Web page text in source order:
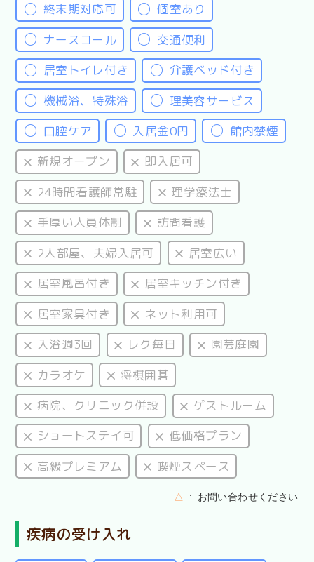
終末期対応可
個室あり
ナースコール
交通便利
居室トイレ付き
介護ベッド付き
機械浴、特殊浴
理美容サービス
口腔ケア
入居金0円
館内禁煙
新規オープン
即入居可
24時間看護師常駐
理学療法士
手厚い人員体制
訪問看護
2人部屋、夫婦入居可
居室広い
居室風呂付き
居室キッチン付き
居室家具付き
ネット利用可
入浴週3回
レク毎日
園芸庭園
カラオケ
将棋囲碁
病院、クリニック併設
ゲストルーム
ショートステイ可
低価格プラン
高級プレミアム
喫煙スペース
△ お問い合わせください
疾病の受け入れ